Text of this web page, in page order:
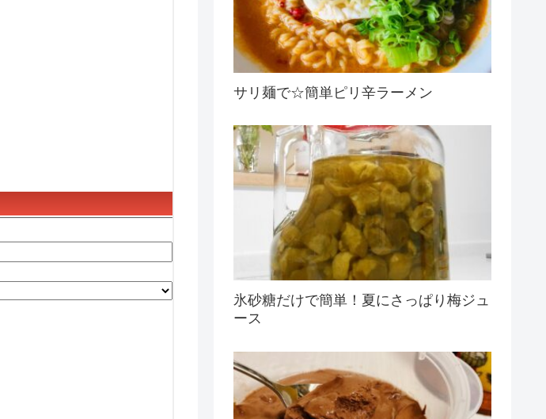
サリ麺で☆簡単ピリ辛ラーメン
氷砂糖だけで簡単！夏にさっぱり梅ジュ
ース